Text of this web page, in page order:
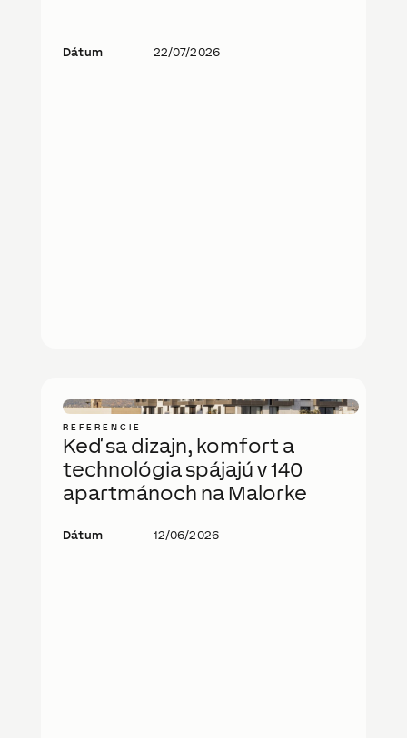
Dátum 22/07/2026
REFERENCIE
Keď sa dizajn, komfort a
technológia spájajú v 140
apartmánoch na Malorke
Dátum 12/06/2026